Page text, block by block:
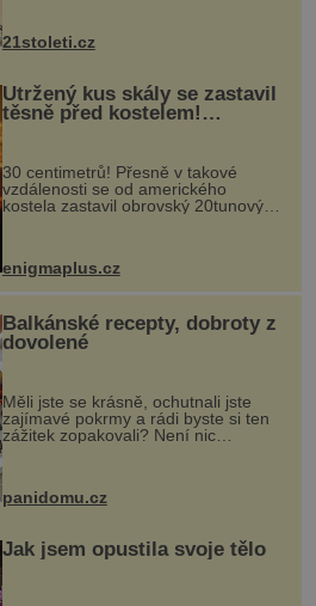
nohou, a způsobuje bole...
21stoleti.cz
Utržený kus skály se zastavil
těsně před kostelem!
Ochránila ho boží síla?
30 centimetrů! Přesně v takové
vzdálenosti se od amerického
kostela zastavil obrovský 20tunový
...
enigmaplus.cz
Balkánské recepty, dobroty z
dovolené
Měli jste se krásně, ochutnali jste
zajímavé pokrmy a rádi byste si ten
zážitek zopakovali? Není nic
snazšího. Pljeskavica (10 porcí)
Možná jste ji ochutnali na dovolené v
panidomu.cz
Jak jsem opustila svoje tělo